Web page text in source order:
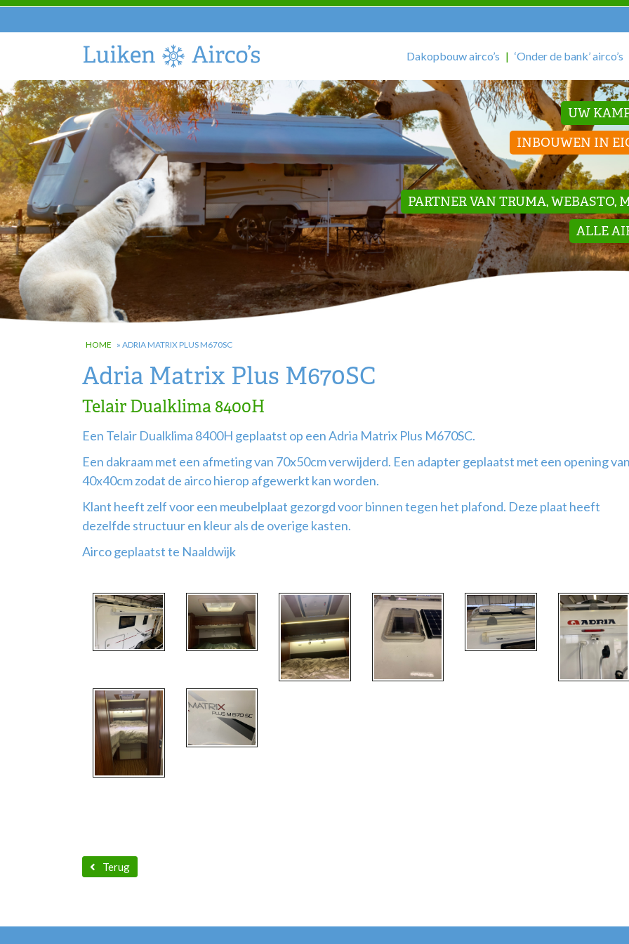
Dakopbouw airco’s ‘Onder de bank’ airco’s
UW
INBOUWEN IN
PARTNER VAN TRUMA, WEBASTO,
ALLE
HOME » ADRIA MATRIX PLUS M670SC
Adria Matrix Plus M670SC
Telair Dualklima 8400H
Een Telair Dualklima 8400H geplaatst op een Adria Matrix Plus M670SC.
Een dakraam met een afmeting van 70x50cm verwijderd. Een adapter geplaatst met een opening
40x40cm zodat de airco hierop afgewerkt kan worden.
Klant heeft zelf voor een meubelplaat gezorgd voor binnen tegen het plafond. Deze plaat heeft
dezelfde structuur en kleur als de overige kasten.
Airco geplaatst te Naaldwijk
Terug